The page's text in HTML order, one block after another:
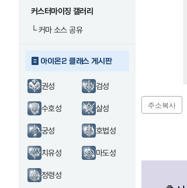
커스터마이징 갤러리
└커마 소스 공유
아이온2 클래스 게시판
권성 검성
수호성 살성
궁성 호법성
치유성 마도성
정령성
주소복사